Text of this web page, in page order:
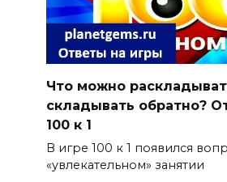
Что можно
складывать обратно?
100 к 1
В игре 100 к 1 появился
«увлекательном» занятии